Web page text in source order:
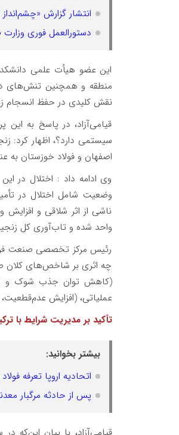
انتشار گزارش «چشم‌انداز فولاد ۲۰۲۶» سازمان همکاری‌های
دستورالعمل فوری
این عضو هیأت علمی
منطقه و همچنین تنش‌های
نقش کلیدی در حفظ انسجام
قیامی‌آزاد، در پاسخ به
سیستمی دارد؟، اظهار کرد:
اصفهان و فولاد خوزستان به
وی ادامه داد : اختلال در
وضعیت شامل اختلال در
ناشی از اثر شلاقی و
واحد شده و تاب‌آوری کل
رئیس مرکز تخصصی صنعت
چه اثری بر شاخص‌های کلان
(کاهش توان جذب شوک و
عملیاتی، (افزایش
تأکید بر مدیریت شرایط با
بیشتر بخوانید:
اتحادیه اروپا تعرفه فولاد را به ۵۰ درصد رساند؛ سهمیه واردات فقط
پس از حادثه مرگبار